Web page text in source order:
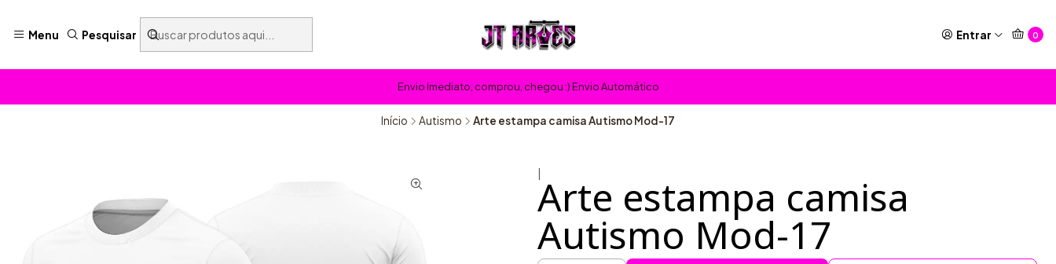
Menu Pesquisar Entrar 0
Envio Imediato, comprou, chegou :) Envio Automático
Início Autismo Arte estampa camisa Autismo Mod-17
Arte estampa camisa
Autismo Mod-17